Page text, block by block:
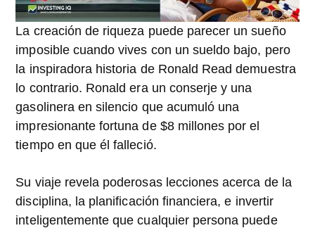
La creación de riqueza puede parecer un sueño
imposible cuando vives con un sueldo bajo, pero
la inspiradora historia de Ronald Read demuestra
lo contrario. Ronald era un conserje y una
gasolinera en silencio que acumuló una
impresionante fortuna de $8 millones por el
tiempo en que él falleció.
Su viaje revela poderosas lecciones acerca de la
disciplina, la planificación financiera, e invertir
inteligentemente que cualquier persona puede